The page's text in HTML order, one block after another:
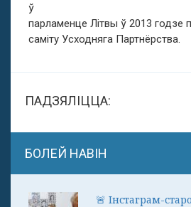
ў
парламенце Літвы ў 2013 годзе
саміту Усходняга Партнёрства.
ПАДЗЯЛІЦЦА:
БОЛЕЙ НАВІН
🚨 Інстаграм-